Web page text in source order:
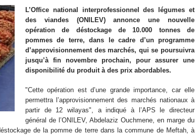
L’Office national interprofessionnel des légumes et
des viandes (ONILEV) annonce une nouvelle
opération de déstockage de 10.000 tonnes de
pommes de terre, dans le cadre d’un programme
d’approvisionnement des marchés, qui se poursuivra
jusqu’à fin novembre prochain, pour assurer une
disponibilité du produit à des prix abordables.
"Cette opération est d’une grande importance, car elle
permettra l’approvisionnement des marchés nationaux à
partir de 12 wilayas", a indiqué à l’APS le directeur
général de l’ONILEV, Abdelaziz Ouchmene, en marge du
de la pomme de terre dans la commune de Meftah, à